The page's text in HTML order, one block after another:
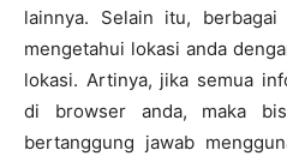
lainnya. Selain itu,
mengetahui lokasi anda
lokasi. Artinya, jika semua
di browser anda, maka
bertanggung jawab